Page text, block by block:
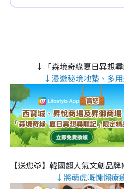
↓「森境奇緣夏日異想
↓漫遊秘境地墊、多
【送您🐯】韓國超人氣文創品
↓將萌虎嘅慵懶療